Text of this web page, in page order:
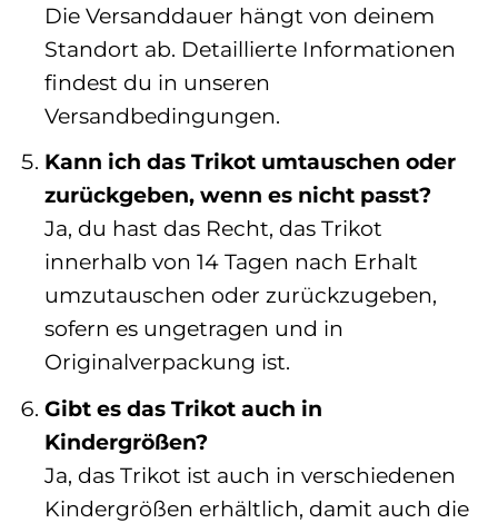
Die Versanddauer hängt von deinem
Standort ab. Detaillierte Informationen
findest du in unseren
Versandbedingungen.
Kann ich das Trikot umtauschen oder
zurückgeben, wenn es nicht passt?
Ja, du hast das Recht, das Trikot
innerhalb von 14 Tagen nach Erhalt
umzutauschen oder zurückzugeben,
sofern es ungetragen und in
Originalverpackung ist.
Gibt es das Trikot auch in
Kindergrößen?
Ja, das Trikot ist auch in verschiedenen
Kindergrößen erhältlich, damit auch die